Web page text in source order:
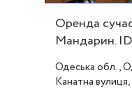
Оренда
Мандарин.
Одеська обл.,
Канатна